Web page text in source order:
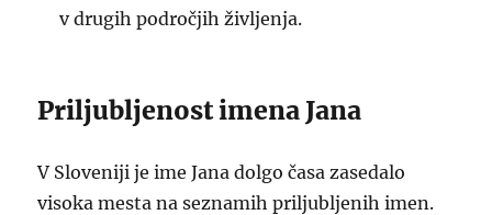
v drugih področjih življenja.
Priljubljenost imena Jana
V Sloveniji je ime Jana dolgo časa zasedalo
visoka mesta na seznamih priljubljenih imen.